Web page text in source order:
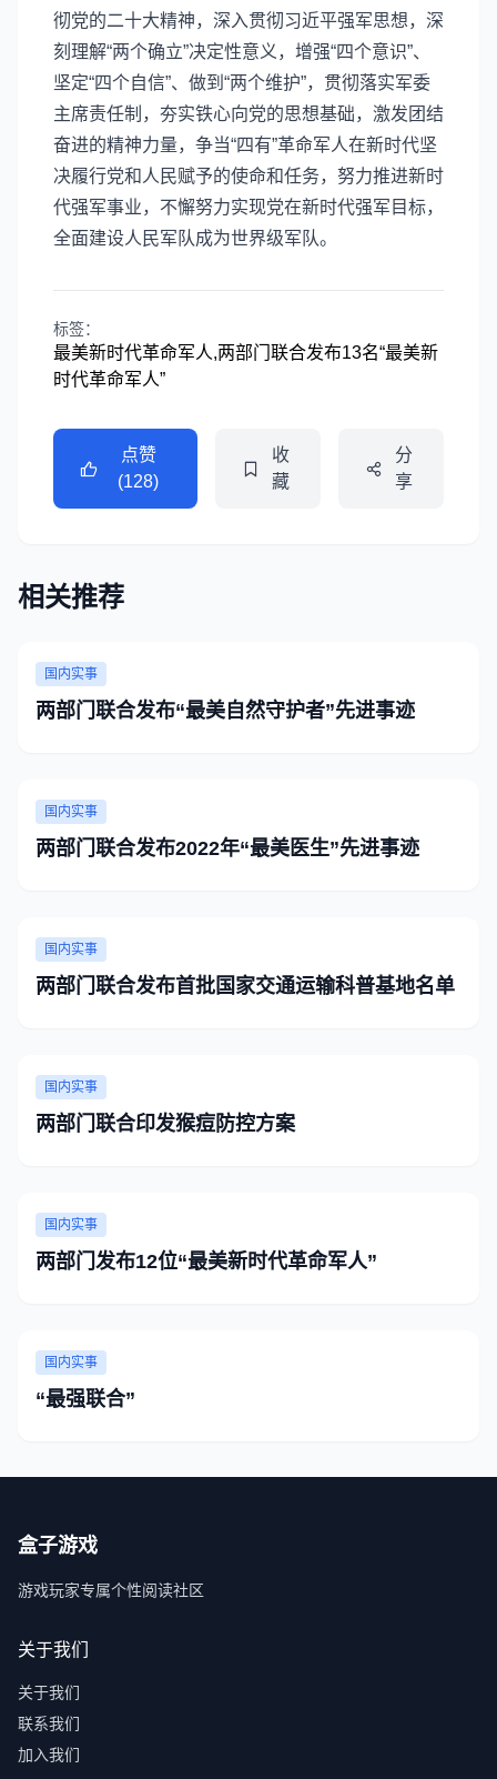
彻党的二十大精神，深入贯彻习近平强军思想，深
刻理解“两个确立”决定性意义，增强“四个意识”、
坚定“四个自信”、做到“两个维护”，贯彻落实军委
主席责任制，夯实铁心向党的思想基础，激发团结
奋进的精神力量，争当“四有”革命军人在新时代坚
决履行党和人民赋予的使命和任务，努力推进新时
代强军事业，不懈努力实现党在新时代强军目标，
全面建设人民军队成为世界级军队。
标签：
最美新时代革命军人,两部门联合发布13名“最美新
时代革命军人”
点赞
(128)
收
藏
分
享
相关推荐
国内实事
两部门联合发布“最美自然守护者”先进事迹
国内实事
两部门联合发布2022年“最美医生”先进事迹
国内实事
两部门联合发布首批国家交通运输科普基地名单
国内实事
两部门联合印发猴痘防控方案
国内实事
两部门发布12位“最美新时代革命军人”
国内实事
“最强联合”
盒子游戏
游戏玩家专属个性阅读社区
关于我们
关于我们
联系我们
加入我们